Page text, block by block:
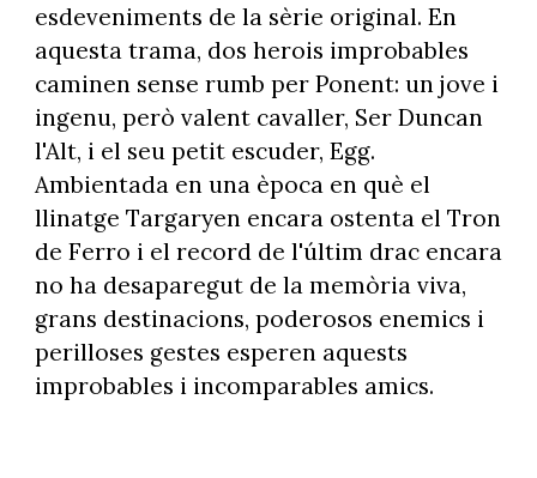
esdeveniments de la sèrie original. En
aquesta trama, dos herois improbables
caminen sense rumb per Ponent: un jove i
ingenu, però valent cavaller, Ser Duncan
l'Alt, i el seu petit escuder, Egg.
Ambientada en una època en què el
llinatge Targaryen encara ostenta el Tron
de Ferro i el record de l'últim drac encara
no ha desaparegut de la memòria viva,
grans destinacions, poderosos enemics i
perilloses gestes esperen aquests
improbables i incomparables amics.